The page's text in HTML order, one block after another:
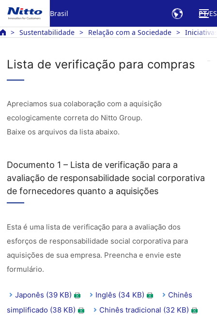
Brasil PT ES
Sustentabilidade Relação com a Sociedade
Lista de verificação para compras
Apreciamos sua colaboração com a aquisição
ecologicamente correta do Nitto Group.
Baixe os arquivos da lista abaixo.
Documento 1 – Lista de verificação para a
avaliação de responsabilidade social corporativa
de fornecedores quanto a aquisições
Esta é uma lista de verificação para a avaliação dos
esforços de responsabilidade social corporativa para
aquisições de sua empresa. Preencha e envie este
formulário.
Japonês (39 KB) Inglês (34 KB)
Chinês
simplificado (38 KB)
Chinês tradicional (32 KB)